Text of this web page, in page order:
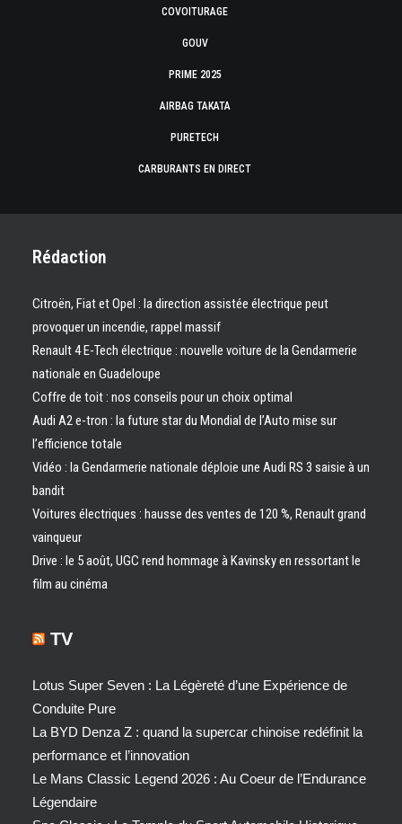
COVOITURAGE
GOUV
PRIME 2025
AIRBAG TAKATA
PURETECH
CARBURANTS EN DIRECT
Rédaction
Citroën, Fiat et Opel : la direction assistée électrique peut
provoquer un incendie, rappel massif
Renault 4 E-Tech électrique : nouvelle voiture de la Gendarmerie
nationale en Guadeloupe
Coffre de toit : nos conseils pour un choix optimal
Audi A2 e-tron : la future star du Mondial de l’Auto mise sur
l’efficience totale
Vidéo : la Gendarmerie nationale déploie une Audi RS 3 saisie à un
bandit
Voitures électriques : hausse des ventes de 120 %, Renault grand
vainqueur
Drive : le 5 août, UGC rend hommage à Kavinsky en ressortant le
film au cinéma
TV
Lotus Super Seven : La Légèreté d’une Expérience de
Conduite Pure
La BYD Denza Z : quand la supercar chinoise redéfinit la
performance et l’innovation
Le Mans Classic Legend 2026 : Au Coeur de l’Endurance
Légendaire